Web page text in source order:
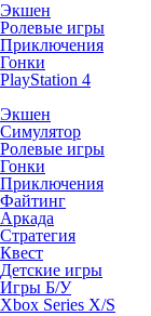
Экшен
Ролевые игры
Приключения
Гонки
PlayStation 4
Экшен
Симулятор
Ролевые игры
Гонки
Приключения
Файтинг
Аркада
Стратегия
Квест
Детские игры
Игры Б/У
Xbox Series X/S